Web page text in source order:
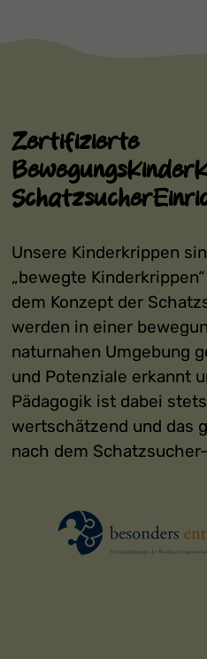
Zertifizierte
Unsere Kinderkrippen
„bewegte
dem Konzept der
werden in einer
naturnahen Umgebung
und Potenziale erkannt
Pädagogik ist dabei
wertschätzend und das
nach dem